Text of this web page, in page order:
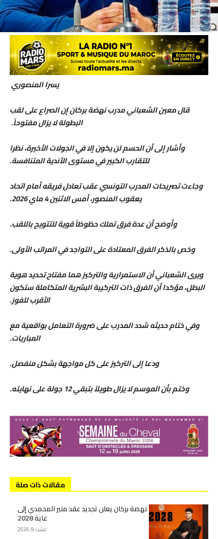
يسرا المنصوري
قال معين الشعباني مدرب نهضة بركان إن الصراع على لقب
البطولة لا يزال مفتوحاً.
وأشار إلى أن الحسم لن يكون إلا في الجولات الأخيرة، نظرا
للتقارب الكبير في مستوى الأندية المتنافسة.
​وجاءت تصريحات المدرب التونسي عقب تعادل فريقه أمام اتحاد
يعقوب المنصور، أمس الاثنين 4 ماي 2026.
وأوضح أن عدة فرق تملك حظوظاً قوية للتتويج باللقب.
وخص بالذكر الفرق المعتادة على التواجد في المراتب الأولى.
​ويرى الشعباني أن الاستمرارية والتركيز هما مفتاح تحديد هوية
البطل، مؤكدا أن الفرق ذات التركيبة البشرية المتكاملة ستكون
الأقرب للفوز.
​وفي ختام حديثه شدد المدرب على ضرورة التعامل بواقعية مع
المباريات.
ودعا إلى التركيز على كل مواجهة بشكل منفصل.
وختم بأن الموسم لا يزال طويلاً بتبقي 12 جولة على نهايته.
مقالات ذات صلة
نهضة بركان يعلن تجديد عقد منير المحمدي إلى
غاية 2028
غشت 9, 2026